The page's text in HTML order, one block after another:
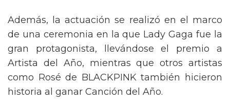
Además, la actuación se realizó en el marco
de una ceremonia en la que Lady Gaga fue la
gran protagonista, llevándose el premio a
Artista del Año, mientras que otros artistas
como Rosé de BLACKPINK también hicieron
historia al ganar Canción del Año.